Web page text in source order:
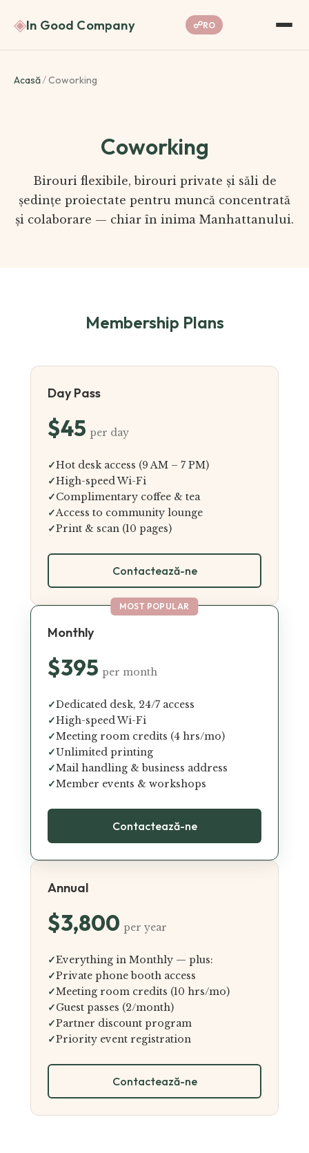
◈In Good Company ☍RO
Acasă/Coworking
Coworking
Birouri flexibile, birouri private și săli de
ședințe proiectate pentru muncă concentrată
și colaborare — chiar în inima Manhattanului.
Membership Plans
Day Pass
$45 per day
✓Hot desk access (9 AM – 7 PM)
✓High-speed Wi-Fi
✓Complimentary coffee & tea
✓Access to community lounge
✓Print & scan (10 pages)
Contactează-ne
Monthly
$395 per month
✓Dedicated desk, 24/7 access
✓High-speed Wi-Fi
✓Meeting room credits (4 hrs/mo)
✓Unlimited printing
✓Mail handling & business address
✓Member events & workshops
Contactează-ne
Annual
$3,800 per year
✓Everything in Monthly — plus:
✓Private phone booth access
✓Meeting room credits (10 hrs/mo)
✓Guest passes (2/month)
✓Partner discount program
✓Priority event registration
Contactează-ne